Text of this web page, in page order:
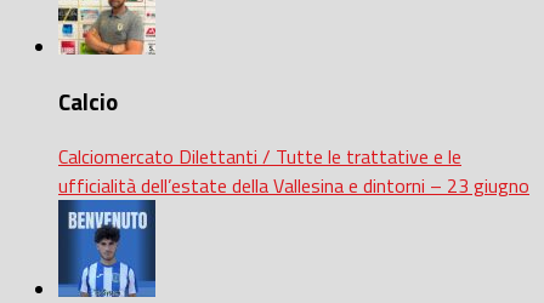
Calcio
Calciomercato Dilettanti / Tutte le trattative e le
ufficialità dell’estate della Vallesina e dintorni – 23 giugno